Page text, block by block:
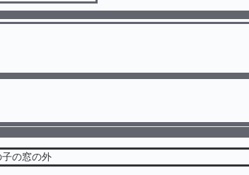
の窓の外